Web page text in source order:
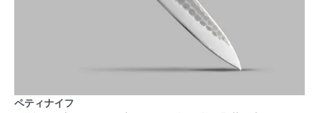
ペティナイフ